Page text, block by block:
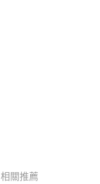
相關推薦